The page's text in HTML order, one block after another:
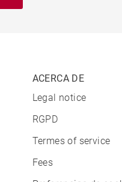
ACERCA DE
Legal notice
RGPD
Termes of service
Fees